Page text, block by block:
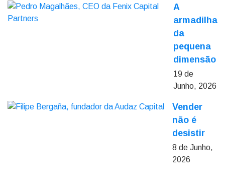
A
armadilha
da
pequena
dimensão
19 de
Junho, 2026
Vender
não é
desistir
8 de Junho,
2026